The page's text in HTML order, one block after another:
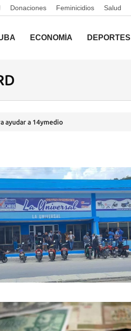
Donaciones Feminicidios Salud
ECONOMÍA DEPORTES
ayudar a 14ymedio